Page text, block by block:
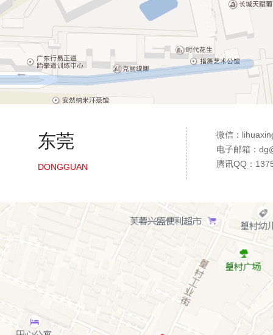
东莞
DONGGUAN
微信：
电子邮箱：
腾讯QQ：